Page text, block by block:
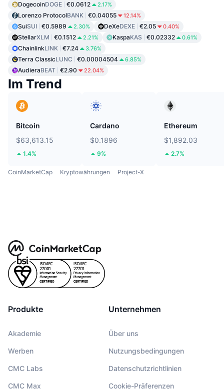
DogecoinDOGE €0.0612 2.17%
Lorenzo ProtocolBANK €0.04055 12.14%
SuiSUI €0.5989 2.30% DeXeDEXE €2.05 0.40%
StellarXLM €0.1512 2.21% KaspaKAS €0.02332 0.61%
ChainlinkLINK €7.24 3.76%
Terra ClassicLUNC €0.00004504 6.85%
AudieraBEAT €2.90 22.04%
Im Trend
Bitcoin
$63,613.15
1.4%
Cardano
$0.1896
9%
Ethereum
$1,892.03
2.7%
CoinMarketCap Kryptowährungen Project-X
Produkte
Akademie
Werben
CMC Labs
CMC Max
Unternehmen
Über uns
Nutzungsbedingungen
Datenschutzrichtlinien
Cookie-Präferenzen